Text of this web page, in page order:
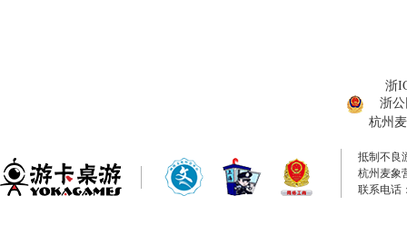
浙
浙公
杭州
抵制不良
杭州麦象
联系电话